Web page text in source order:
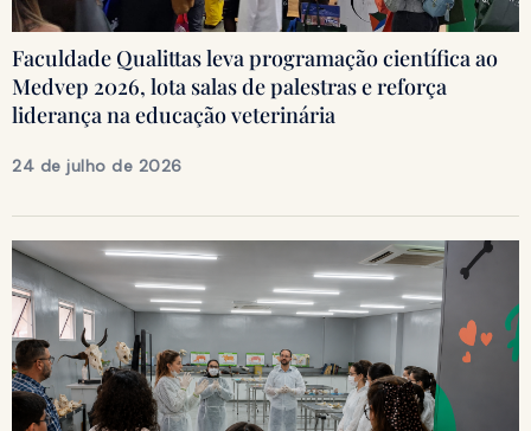
Faculdade Qualittas leva programação científica ao
Medvep 2026, lota salas de palestras e reforça
liderança na educação veterinária
24 de julho de 2026